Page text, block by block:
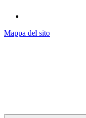
Mappa del sito